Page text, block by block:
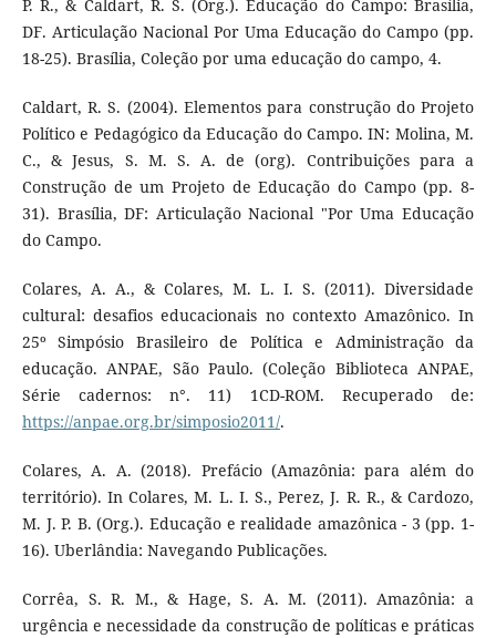
P. R., & Caldart, R. S. (Org.). Educação do Campo: Brasília,
DF. Articulação Nacional Por Uma Educação do Campo (pp.
18-25). Brasília, Coleção por uma educação do campo, 4.
Caldart, R. S. (2004). Elementos para construção do Projeto
Político e Pedagógico da Educação do Campo. IN: Molina, M.
C., & Jesus, S. M. S. A. de (org). Contribuições para a
Construção de um Projeto de Educação do Campo (pp. 8-
31). Brasília, DF: Articulação Nacional "Por Uma Educação
do Campo.
Colares, A. A., & Colares, M. L. I. S. (2011). Diversidade
cultural: desafios educacionais no contexto Amazônico. In
25º Simpósio Brasileiro de Política e Administração da
educação. ANPAE, São Paulo. (Coleção Biblioteca ANPAE,
Série cadernos: n°. 11) 1CD-ROM. Recuperado de:
https://anpae.org.br/simposio2011/.
Colares, A. A. (2018). Prefácio (Amazônia: para além do
território). In Colares, M. L. I. S., Perez, J. R. R., & Cardozo,
M. J. P. B. (Org.). Educação e realidade amazônica - 3 (pp. 1-
16). Uberlândia: Navegando Publicações.
Corrêa, S. R. M., & Hage, S. A. M. (2011). Amazônia: a
urgência e necessidade da construção de políticas e práticas